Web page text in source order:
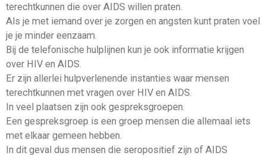
terechtkunnen die over AIDS willen praten.
Als je met iemand over je zorgen en angsten kunt praten voel
je je minder eenzaam.
Bij de telefonische hulplijnen kun je ook informatie krijgen
over HIV en AIDS.
Er zijn allerlei hulpverlenende instanties waar mensen
terechtkunnen met vragen over HIV en AIDS.
In veel plaatsen zijn ook gespreksgroepen.
Een gespreksgroep is een groep mensen die allemaal iets
met elkaar gemeen hebben.
In dit geval dus mensen die seropositief zijn of AIDS